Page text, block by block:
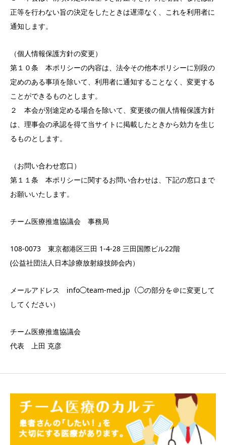
正等を行わない旨の決定をしたときは遅滞なく、これを利用者に
通知します。
（個人情報保護方針の変更）
第１０条 本ポリシーの内容は、法令その他本ポリシーに別段の
定めのある事項を除いて、利用者に通知することなく、変更する
ことができるものとします。
２ 本会が別途定める場合を除いて、変更後の個人情報保護方針
は、理事会の承認を得て当サイトに掲載したときから効力を生じ
るものとします。
（お問い合わせ窓口）
第１１条 本ポリシーに関するお問い合わせは、下記の窓口まで
お願いいたします。
チーム医療推進協議会 事務局
108-0073 東京都港区三田 1-4-28 三田国際ビル22階
(公益社団法人日本診療放射線技師会内）
メールアドレス info◯team-med.jp（◯の部分を＠に変更して
してください）
チーム医療推進協議会
代表 上田 克彦